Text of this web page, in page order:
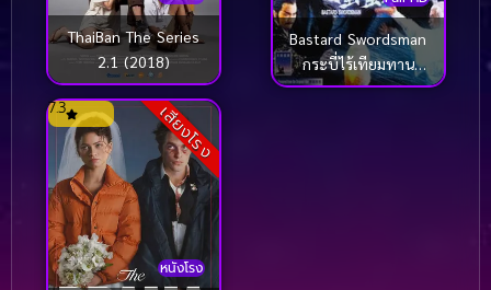
ThaiBan The Series
2.1 (2018)
Bastard Swordsman
กระบี่ไร้เทียมทาน
(1983)
เสียงโรง
หนังโรง
7.3